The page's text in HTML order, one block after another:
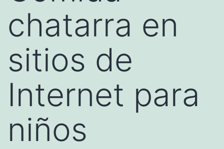
chatarra en
sitios de
Internet para
niños